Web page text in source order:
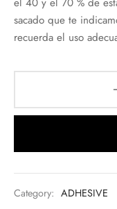
sacado que te
recuerda el uso
Category: ADHESIVE